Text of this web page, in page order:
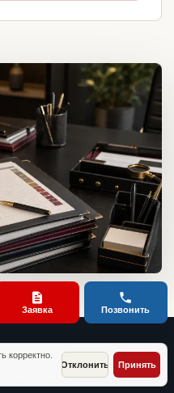
КЛИЕНТОВ
корректно.
Отклонить Принять
Заявка Позвонить